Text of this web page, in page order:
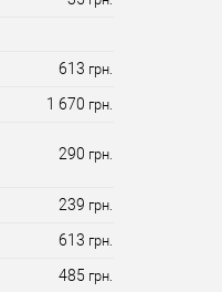
613 грн.
1 670 грн.
290 грн.
239 грн.
613 грн.
485 грн.